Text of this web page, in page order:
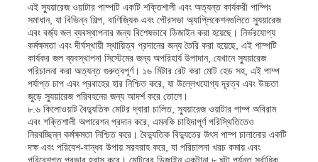
এই স্যুয়ারেজ ওয়াটার পাম্পটি একটি শক্তিশালী এবং অত্যন্ত কার্যকরী পাম্পিং
সমাধান, যা বিভিন্ন শিল্প, বাণিজ্যিক এবং পৌরসভা অ্যাপ্লিকেশনগুলিতে স্যুয়ারেজ
এবং বর্জ্য জল ব্যবস্থাপনার জন্য বিশেষভাবে ডিজাইন করা হয়েছে। নির্ভরযোগ্য
কর্মক্ষমতা এবং দীর্ঘস্থায়ী স্থায়িত্ব প্রদানের জন্য তৈরি করা হয়েছে, এই পাম্পটি
কার্যকর জল ব্যবস্থাপনা সিস্টেমের জন্য অপরিহার্য উপাদান, যেখানে স্যুয়ারেজ
পরিচালনা করা অত্যন্ত গুরুত্বপূর্ণ। ১৬ মিটার রেট করা মোট হেড সহ, এই পাম্প
পর্যাপ্ত চাপ এবং প্রবাহের হার নিশ্চিত করে, যা উল্লেখযোগ্য দূরত্ব এবং উচ্চতা
জুড়ে স্যুয়ারেজ পরিবহনের জন্য আদর্শ করে তোলে।
৮.৬ কিলোওয়াট বৈদ্যুতিক মোটর দ্বারা চালিত, স্যুয়ারেজ ওয়াটার পাম্প অবিরাম
এবং শক্তিশালী অপারেশন প্রদান করে, এমনকি চাহিদাপূর্ণ পরিস্থিতিতেও
নিরবচ্ছিন্ন কর্মক্ষমতা নিশ্চিত করে। বৈদ্যুতিক বিদ্যুতের উৎস পাম্প চালানোর একটি
দক্ষ এবং পরিবেশ-বান্ধব উপায় সরবরাহ করে, যা পরিচালনা খরচ কমায় এবং
পরিবেশগত প্রভাব হ্রাস করে। মোটরের ডিজাইন একটানা ৮ ঘন্টা পর্যন্ত সর্বাধিক